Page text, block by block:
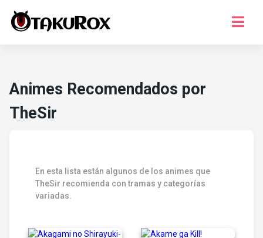
Juegos
Registro
Iniciar Sesion
Animes Recomendados por
TheSir
En esta lista están algunos de los animes que
TheSir recomienda con tramas y categorías
variadas.